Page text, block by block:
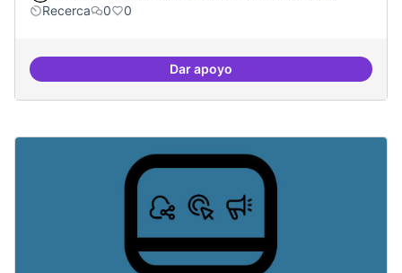
Recerca
0 0
Dar apoyoTemes: Intel·ligència artificial